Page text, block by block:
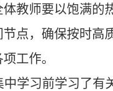
教师要以饱满的
点，确保按时高
工作。
学习前学习了有